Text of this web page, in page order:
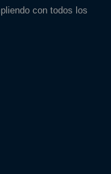
con todos los